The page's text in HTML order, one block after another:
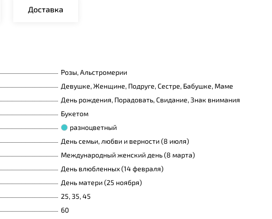
Доставка
Розы, Альстромерии
Девушке, Женщине, Подруге, Сестре, Бабушке, Маме
День рождения, Порадовать, Свидание, Знак внимания
Букетом
разноцветный
День семьи, любви и верности (8 июля)
Международный женский день (8 марта)
День влюбленных (14 февраля)
День матери (25 ноября)
25, 35, 45
60